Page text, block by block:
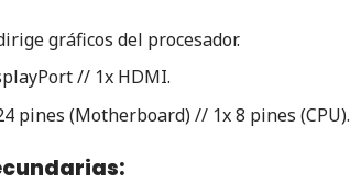
gráficos del procesador.
// 1x HDMI.
pines (Motherboard) // 1x 8 pines (CPU).